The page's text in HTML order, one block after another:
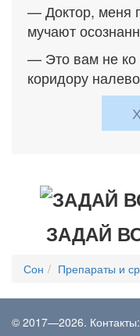
— Доктор, меня
мучают
— Это вам не ко
коридору
ЗАДАЙ
Сон Препараты и
© 2017—2026. Контакты: